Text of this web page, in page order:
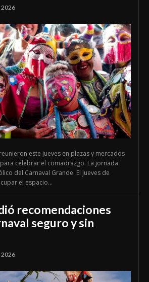
2026
este jueves en plazas y mercados
celebrar el comadrazgo. La jornada
del Carnaval Grande. El Jueves de
el espacio...
recomendaciones
seguro y sin
2026